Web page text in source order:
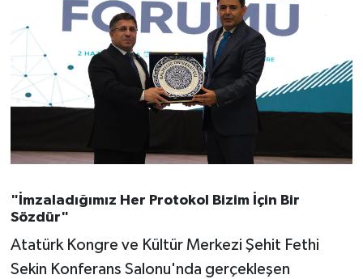
"İmzaladığımız Her Protokol Bizim İçin Bir
Sözdür"
Atatürk Kongre ve Kültür Merkezi Şehit Fethi
Sekin Konferans Salonu'nda gerçekleşen
SİYASET
Sındırgı
SPOR
TARİHTE BUGÜN
TEKNOLOJİ